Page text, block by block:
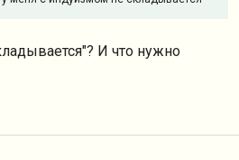
И что нужно